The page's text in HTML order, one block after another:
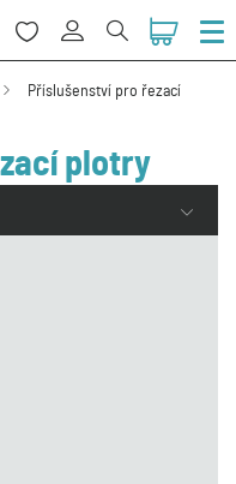
0
Příslušenství pro řezací
plotry